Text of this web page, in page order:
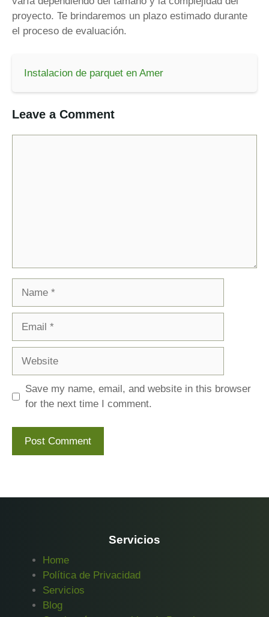
proyecto. Te brindaremos un plazo estimado durante
el proceso de evaluación.
Instalacion de parquet en Amer
Leave a Comment
Save my name, email, and website in this browser
for the next time I comment.
Servicios
Home
Política de Privacidad
Servicios
Blog